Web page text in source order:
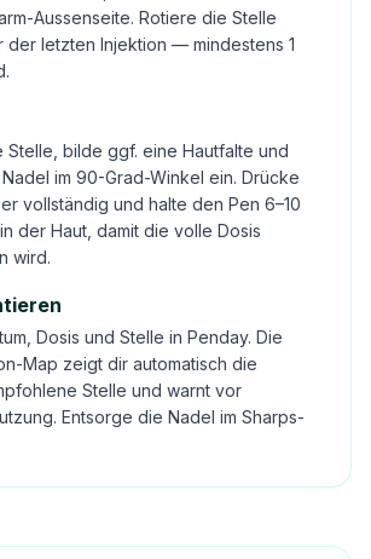
Aussenseite. Rotiere die Stelle
der letzten Injektion — mindestens 1
Stelle, bilde ggf. eine Hautfalte und
im 90-Grad-Winkel ein. Drücke
vollständig und halte den Pen 6–10
der Haut, damit die volle Dosis
wird.
Dosis und Stelle in Penday. Die
Map zeigt dir automatisch die
Stelle und warnt vor
Entsorge die Nadel im Sharps-